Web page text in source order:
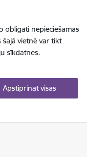
obligāti nepieciešamās
vietnē var tikt
sīkdatnes.
Apstiprināt visas